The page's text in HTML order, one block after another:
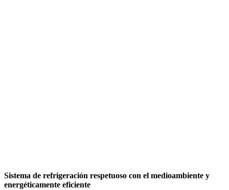
Sistema de refrigeración respetuoso con el medioambiente y
energéticamente eficiente